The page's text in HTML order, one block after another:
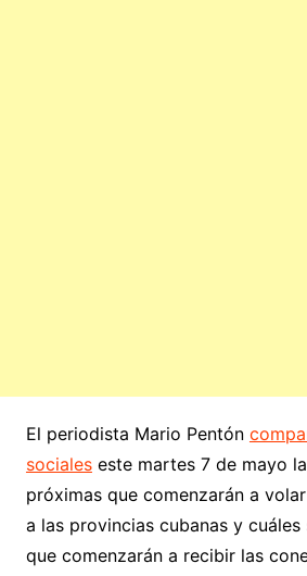
El periodista Mario Pentón
socialeseste martes 7 de mayo
próximas que comenzarán a
a las provincias cubanas y cuáles
que comenzarán a recibir las